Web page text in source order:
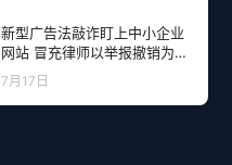
新型广告法敲诈盯上中小企业
网站 冒充律师以举报撤销为由
勒索钱财
7月17日